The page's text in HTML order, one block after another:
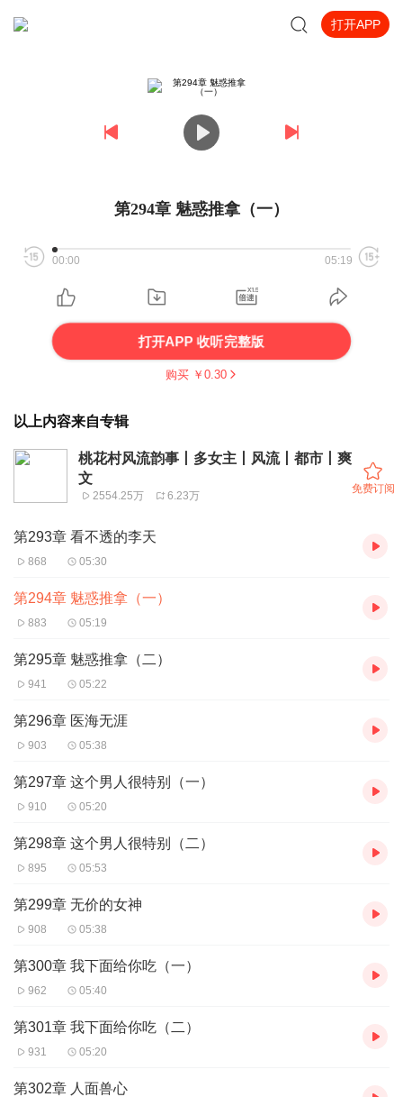
打开APP
第294章 魅惑推拿（一）
00:00 05:19
打开APP 收听完整版
购买 ￥ 0.30
以上内容来自专辑
桃花村风流韵事丨多女主丨风流丨都市丨爽
文
2554.25万 6.23万
免费订阅
第293章 看不透的李天
868 05:30
第294章 魅惑推拿（一）
883 05:19
第295章 魅惑推拿（二）
941 05:22
第296章 医海无涯
903 05:38
第297章 这个男人很特别（一）
910 05:20
第298章 这个男人很特别（二）
895 05:53
第299章 无价的女神
908 05:38
第300章 我下面给你吃（一）
962 05:40
第301章 我下面给你吃（二）
931 05:20
第302章 人面兽心